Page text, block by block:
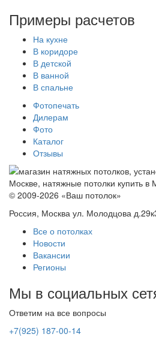
Примеры расчетов
На кухне
В коридоре
В детской
В ванной
В спальне
Фотопечать
Дилерам
Фото
Каталог
Отзывы
© 2009-2026 «Ваш потолок»
Россия, Москва ул. Молодцова
Все о потолках
Новости
Вакансии
Регионы
Мы в социальных
Ответим на все вопросы
+7(925) 187-00-14